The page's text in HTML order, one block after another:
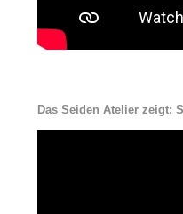
Das Seiden Atelier zeigt: